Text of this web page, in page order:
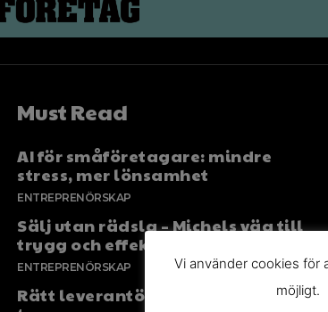
Must Read
AI för småföretagare: mindre
stress, mer lönsamhet
ENTREPRENÖRSKAP
Sälj utan rädsla – Michels väg till
trygg och effektiv försäljning
ENTREPRENÖRSKAP
Rätt leverantör – viktigare än du
Vi använder cookies för
möjligt.